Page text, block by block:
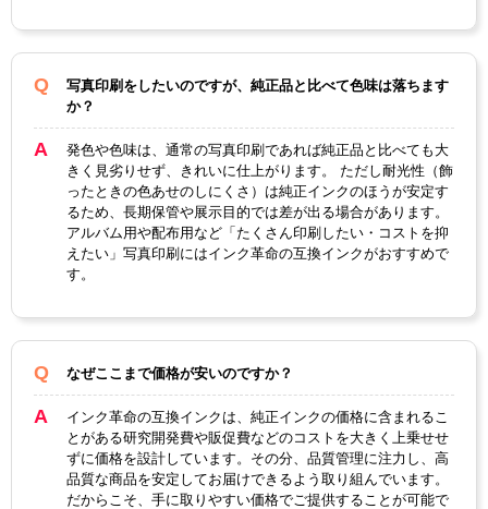
顔
料・
染料
染料
ICチ
ップ
なし
製品
タイ
プ
互換インク
写真印刷をしたいのですが、純正品と比べて色味は落ちます
か？
発色や色味は、通常の写真印刷であれば純正品と比べても大
きく見劣りせず、きれいに仕上がります。 ただし耐光性（飾
ったときの色あせのしにくさ）は純正インクのほうが安定す
るため、長期保管や展示目的では差が出る場合があります。
アルバム用や配布用など「たくさん印刷したい・コストを抑
えたい」写真印刷にはインク革命の互換インクがおすすめで
す。
なぜここまで価格が安いのですか？
インク革命の互換インクは、純正インクの価格に含まれるこ
とがある研究開発費や販促費などのコストを大きく上乗せせ
ずに価格を設計しています。その分、品質管理に注力し、高
品質な商品を安定してお届けできるよう取り組んでいます。
だからこそ、手に取りやすい価格でご提供することが可能で